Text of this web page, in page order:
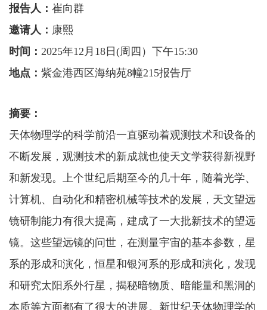
报告人： 崔向群
邀请人： 康熙
时间： 2025年12月 18 日 (周 四 ）下午15:30
地点： 紫金港西区海纳苑8幢215报告厅
摘要：
天体物理学的科学前沿一直驱动着观测技术和设备的
不断发展，观测技术的新成就也使天文学获得新视野
和新发现。上个世纪后期至今的几十年，随着光学、
计算机、自动化和精密机械等技术的发展，天文望远
镜研制能力有很大提高，建成了一大批新技术的望远
镜。这些望远镜的问世，在测量宇宙的基本参数，星
系的形成和演化，恒星和银河系的形成和演化，发现
和研究太阳系外行星，揭秘暗物质、暗能量和黑洞的
本质等方面都有了很大的进展。新世纪天体物理学的